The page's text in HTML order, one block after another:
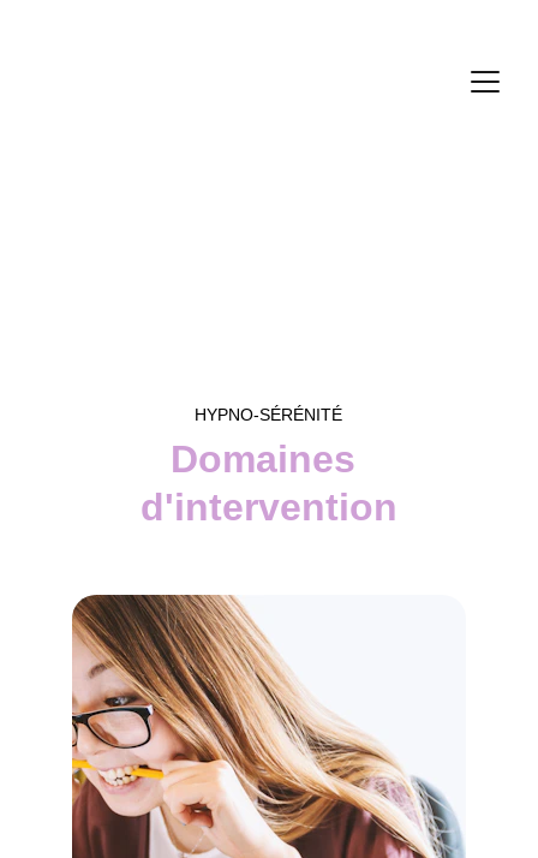
Domaines
d'intervention
HYPNO-SÉRÉNITÉ